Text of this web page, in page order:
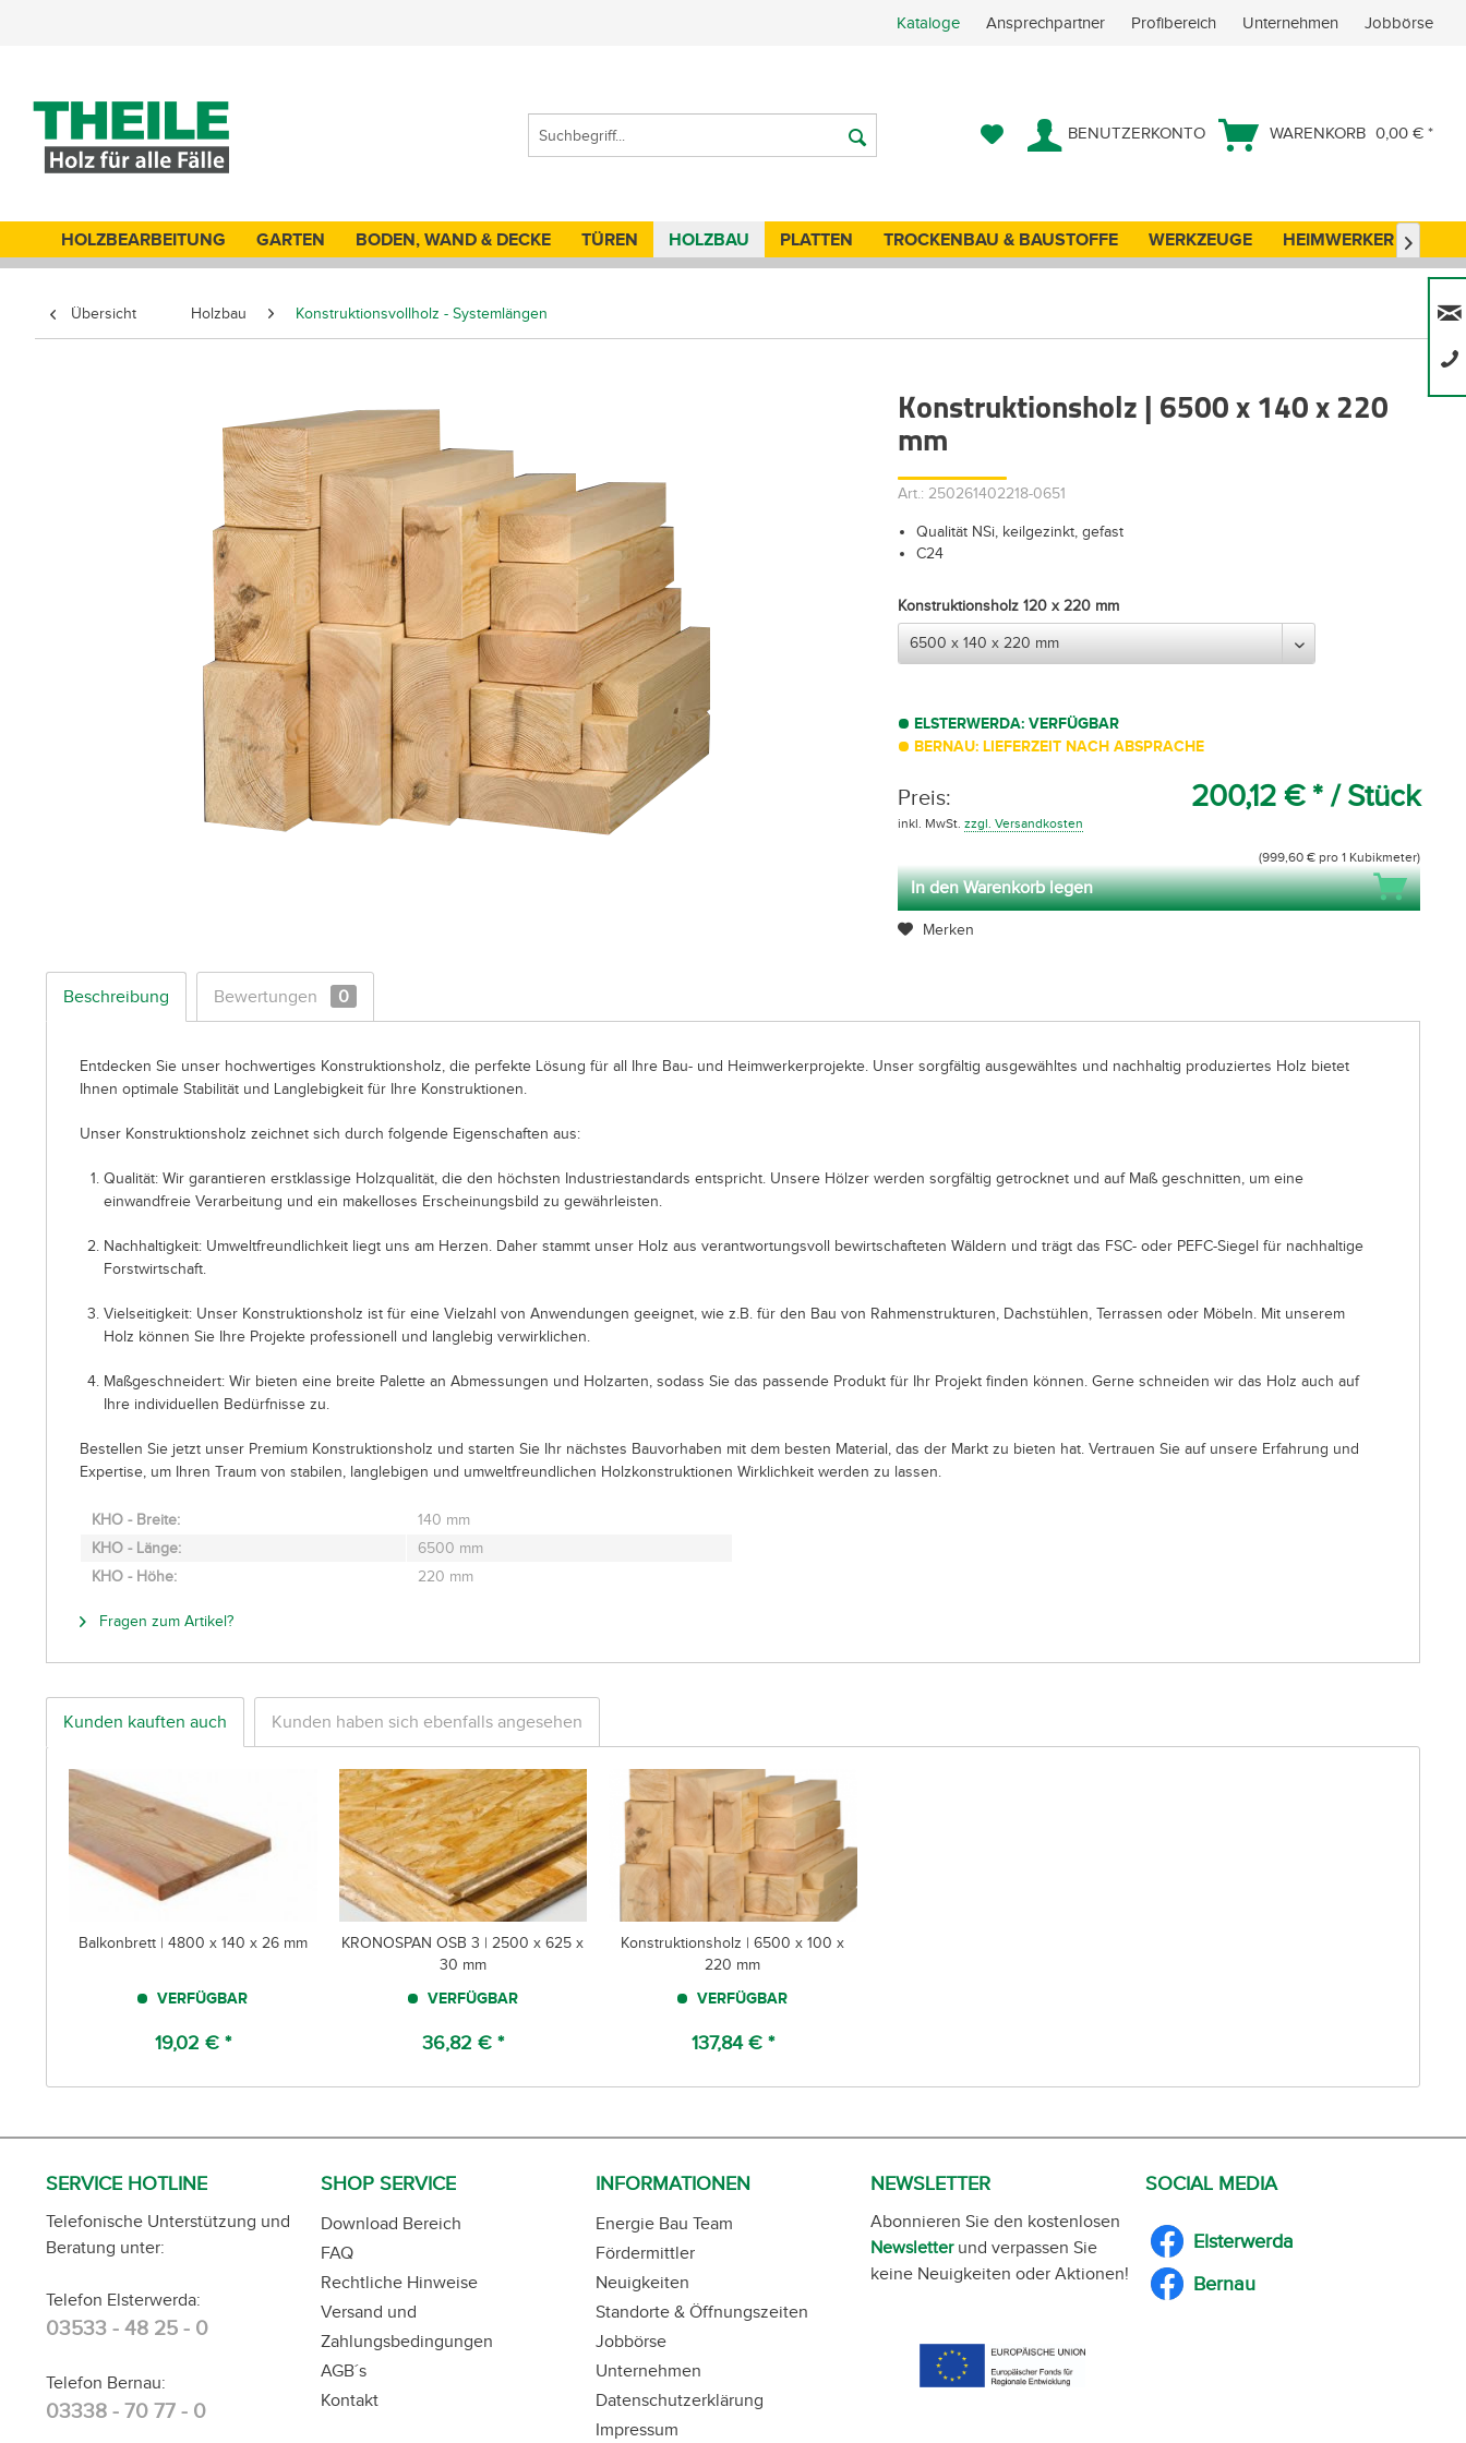
Kataloge Ansprechpartner Profibereich Unternehmen Jobbörse
BENUTZERKONTO WARENKORB 0,00 € *
HOLZBEARBEITUNG GARTEN BODEN, WAND & DECKE TÜREN HOLZBAU PLATTEN TROCKENBAU & BAUSTOFFE WERKZEUGE HEIMWERKER 
Übersicht Holzbau Konstruktionsvollholz - Systemlängen
Konstruktionsholz | 6500 x 140 x 220
mm
Art.: 250261402218-0651
Qualität NSi, keilgezinkt, gefast
C24
Konstruktionsholz 120 x 220 mm
ELSTERWERDA: VERFÜGBAR
BERNAU: LIEFERZEIT NACH ABSPRACHE
Preis: 200,12 € * / Stück
inkl. MwSt.zzgl. Versandkosten
(999,60 € pro 1 Kubikmeter)
In den Warenkorb legen
Merken
Beschreibung Bewertungen 0
Entdecken Sie unser hochwertiges Konstruktionsholz, die perfekte Lösung für all Ihre Bau- und Heimwerkerprojekte. Unser sorgfältig ausgewähltes und nachhaltig produziertes Holz bietet
Ihnen optimale Stabilität und Langlebigkeit für Ihre Konstruktionen.
Unser Konstruktionsholz zeichnet sich durch folgende Eigenschaften aus:
Qualität: Wir garantieren erstklassige Holzqualität, die den höchsten Industriestandards entspricht. Unsere Hölzer werden sorgfältig getrocknet und auf Maß geschnitten, um eine
einwandfreie Verarbeitung und ein makelloses Erscheinungsbild zu gewährleisten.
Nachhaltigkeit: Umweltfreundlichkeit liegt uns am Herzen. Daher stammt unser Holz aus verantwortungsvoll bewirtschafteten Wäldern und trägt das FSC- oder PEFC-Siegel für nachhaltige
Forstwirtschaft.
Vielseitigkeit: Unser Konstruktionsholz ist für eine Vielzahl von Anwendungen geeignet, wie z.B. für den Bau von Rahmenstrukturen, Dachstühlen, Terrassen oder Möbeln. Mit unserem
Holz können Sie Ihre Projekte professionell und langlebig verwirklichen.
Maßgeschneidert: Wir bieten eine breite Palette an Abmessungen und Holzarten, sodass Sie das passende Produkt für Ihr Projekt finden können. Gerne schneiden wir das Holz auch auf
Ihre individuellen Bedürfnisse zu.
Bestellen Sie jetzt unser Premium Konstruktionsholz und starten Sie Ihr nächstes Bauvorhaben mit dem besten Material, das der Markt zu bieten hat. Vertrauen Sie auf unsere Erfahrung und
Expertise, um Ihren Traum von stabilen, langlebigen und umweltfreundlichen Holzkonstruktionen Wirklichkeit werden zu lassen.
KHO - Breite:
140 mm
KHO - Länge:
6500 mm
KHO - Höhe:
220 mm
Fragen zum Artikel?
Kunden kauften auch Kunden haben sich ebenfalls angesehen
Balkonbrett | 4800 x 140 x 26 mm
VERFÜGBAR
19,02 € *
KRONOSPAN OSB 3 | 2500 x 625 x
30 mm
VERFÜGBAR
36,82 € *
Konstruktionsholz | 6500 x 100 x
220 mm
VERFÜGBAR
137,84 € *
SERVICE HOTLINE
Telefonische Unterstützung und
Beratung unter:
Telefon Elsterwerda:
03533 - 48 25 - 0
Telefon Bernau:
03338 - 70 77 - 0
SHOP SERVICE
Download Bereich
FAQ
Rechtliche Hinweise
Versand und
Zahlungsbedingungen
AGB´s
Kontakt
INFORMATIONEN
Energie Bau Team
Fördermittler
Neuigkeiten
Standorte & Öffnungszeiten
Jobbörse
Unternehmen
Datenschutzerklärung
Impressum
NEWSLETTER
Abonnieren Sie den kostenlosen
Newsletterund verpassen Sie
keine Neuigkeiten oder Aktionen!
SOCIAL MEDIA
Elsterwerda
Bernau